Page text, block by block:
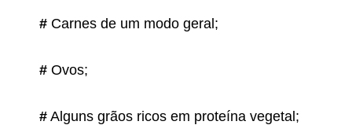
# Carnes de um modo geral;
# Ovos;
# Alguns grãos ricos em proteína vegetal;